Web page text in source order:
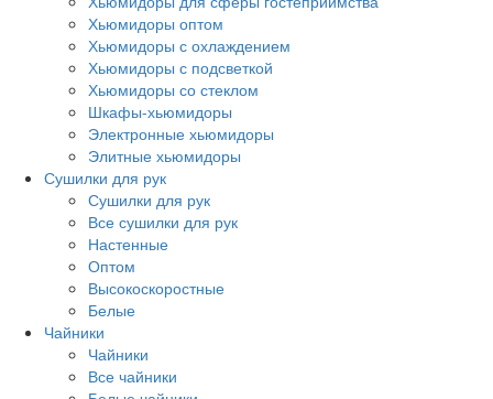
Хьюмидоры оптом
Хьюмидоры с охлаждением
Хьюмидоры с подсветкой
Хьюмидоры со стеклом
Шкафы-хьюмидоры
Электронные хьюмидоры
Элитные хьюмидоры
Сушилки для рук
Сушилки для рук
Все сушилки для рук
Настенные
Оптом
Высокоскоростные
Белые
Чайники
Чайники
Все чайники